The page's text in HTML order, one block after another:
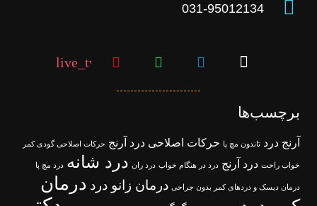
031-95012134
live_tv
برچسب‌ها
آرنج درد تاندون مچ پا حرکات اصلاحی درد آرنج حرکات اصلاحی گودی کمر
خواب راحت درد آرنج درد در هنگام خواب درد ران درد شانه درد مچ پا
درمان دیسک و دردهای کمر بدون جراحی درمان زانو درد درمان